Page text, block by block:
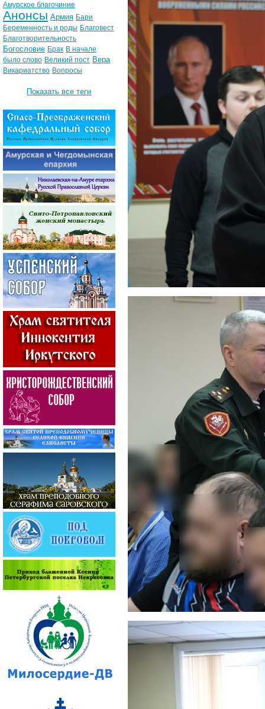
Амурское благочиние
Анонсы Армия Бари
Беременность и роды Благовест
Благотворительность
Богословие Брак В начале
было слово Великий пост Вера
Викариатство Вопросы
Показать все теги